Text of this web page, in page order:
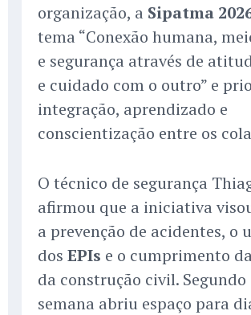
organização, a Sipatma
tema “Conexão humana,
e segurança através de
e cuidado com o outro” e
integração, aprendizado e
conscientização entre os
O técnico de segurança
afirmou que a iniciativa
a prevenção de acidentes, o
dos EPIs e o cumprimento
da construção civil. Segundo
semana abriu espaço para